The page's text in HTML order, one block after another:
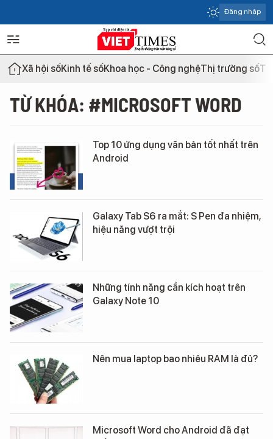
Đăng nhập
Xã hội sốKinh tế sốKhoa học - Công nghệThị trường số
TỪ KHÓA: #MICROSOFT WORD
Top 10 ứng dụng văn bản tốt nhất trên
Android
Galaxy Tab S6 ra mắt: S Pen đa nhiệm,
hiệu năng vượt trội
Những tính năng cần kích hoạt trên
Galaxy Note 10
Nên mua laptop bao nhiêu RAM là đủ?
Microsoft Word cho Android đã đạt